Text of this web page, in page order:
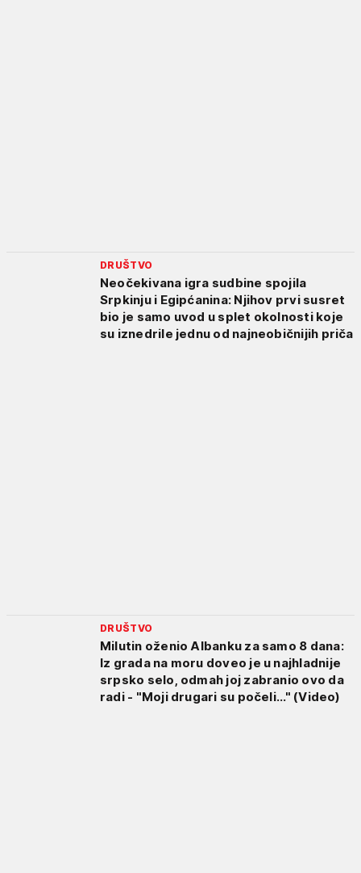
DRUŠTVO
Neočekivana igra sudbine spojila
Srpkinju i Egipćanina: Njihov prvi susret
bio je samo uvod u splet okolnosti koje
su iznedrile jednu od najneobičnijih priča
DRUŠTVO
Milutin oženio Albanku za samo 8 dana:
Iz grada na moru doveo je u najhladnije
srpsko selo, odmah joj zabranio ovo da
radi - "Moji drugari su počeli..." (Video)